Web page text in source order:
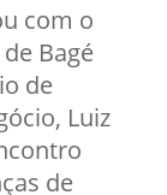
com o
Bagé
de
Luiz
de